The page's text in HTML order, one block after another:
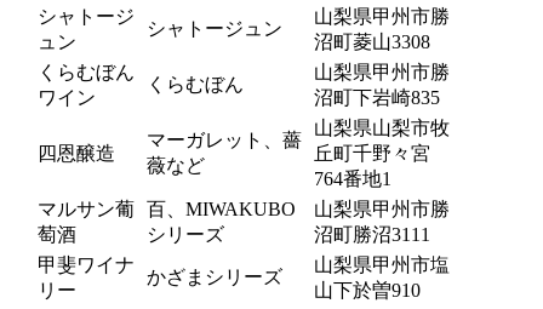
シャトージ
ュン
シャトージュン
山梨県甲州市勝
沼町菱山3308
くらむぼん
ワイン
くらむぼん
山梨県甲州市勝
沼町下岩崎835
四恩醸造
マーガレット、薔
薇など
山梨県山梨市牧
丘町千野々宮
764番地1
マルサン葡
萄酒
百、MIWAKUBO
シリーズ
山梨県甲州市勝
沼町勝沼3111
甲斐ワイナ
リー
かざまシリーズ
山梨県甲州市塩
山下於曽910